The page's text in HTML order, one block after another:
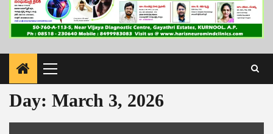
Primary
Menu
Day: March 3, 2026